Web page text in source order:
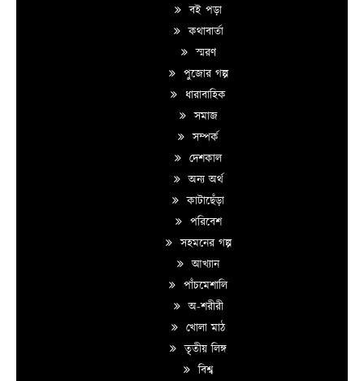
বই পড়া
কথাবার্তা
স্মরণ
পুজোর গল্প
ধারাবাহিক
সমাজ
সম্পর্ক
দেশকাল
অন্য অর্থ
কাটাছেঁড়া
পরিবেশ
সহমনের গল্প
আখ্যান
পাঁচমেশালি
অ-শরীরী
খোলা মাঠ
তৃতীয় লিঙ্গ
বিশ্ব